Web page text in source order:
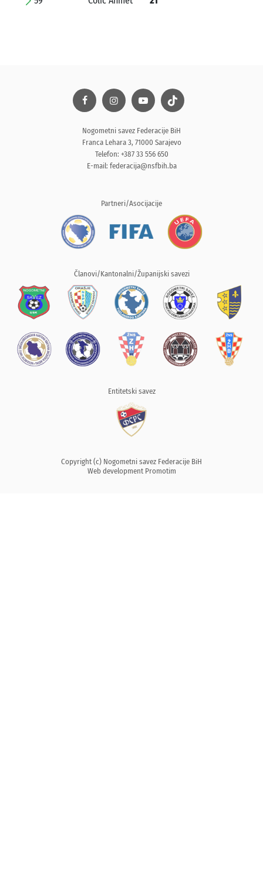
Nogometni savez Federacije BiH
Franca Lehara 3, 71000 Sarajevo
Telefon: +387 33 556 650
E-mail: federacija@nsfbih.ba
Partneri/Asocijacije
Članovi/Kantonalni/Županijski savezi
Entitetski savez
Copyright (c) Nogometni savez Federacije BiH
Web development Promotim